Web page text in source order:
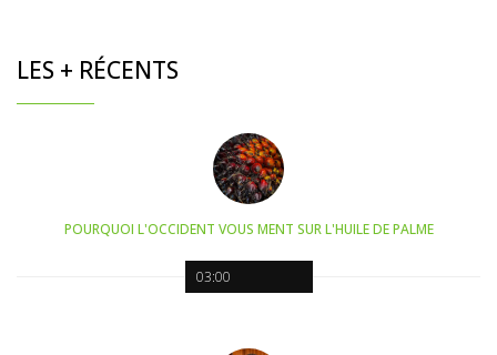
LES + RÉCENTS
03:00
POURQUOI L'OCCIDENT VOUS MENT SUR L'HUILE DE PALME